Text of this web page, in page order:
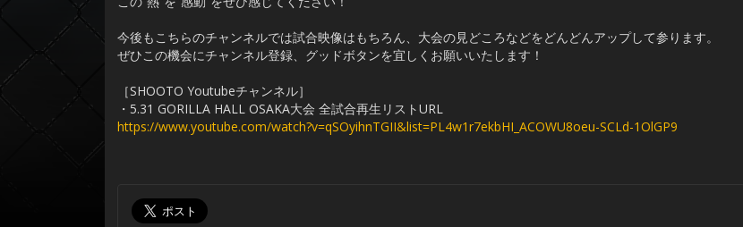
今後もこちらのチャンネルでは試合映像はもちろん、大会の見どころなどをどんどんアップして参ります。
ぜひこの機会にチャンネル登録、グッドボタンを宜しくお願いいたします！
［SHOOTO Youtubeチャンネル］
・5.31 GORILLA HALL OSAKA大会 全試合再生リストURL
https://www.youtube.com/watch?v=qSOyihnTGII&list=PL4w1r7ekbHI_ACOWU8oeu-SCLd-1OlGP9